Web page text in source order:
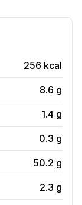
256 kcal
8.6 g
1.4 g
0.3 g
50.2 g
2.3 g